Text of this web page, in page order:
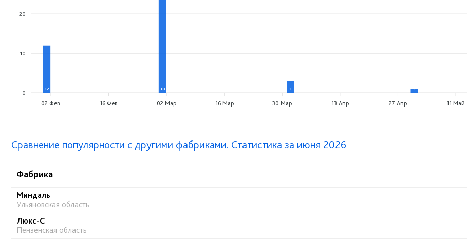
20
10
0
12 38 3 1
02 Фев 16 Фев 02 Мар 16 Мар 30 Мар 13 Апр 27 Апр 11 Май
Сравнение популярности с другими фабриками. Статистика за июня 2026
Фабрика
Миндаль
Ульяновская область
Люкс-С
Пензенская область